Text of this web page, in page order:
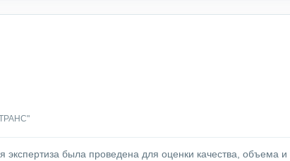
экспертиза была проведена для оценки качества, объема и